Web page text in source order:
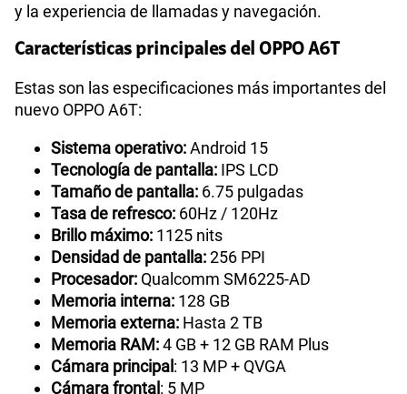
y la experiencia de llamadas y navegación.
Características principales del OPPO A6T
Estas son las especificaciones más importantes del
nuevo OPPO A6T:
Sistema operativo:Android 15
Tecnología de pantalla: IPS LCD
Tamaño de pantalla: 6.75 pulgadas
Tasa de refresco: 60Hz / 120Hz
Brillo máximo: 1125 nits
Densidad de pantalla:256 PPI
Procesador: Qualcomm SM6225-AD
Memoria interna: 128 GB
Memoria externa: Hasta 2 TB
Memoria RAM:4 GB + 12 GB RAM Plus
Cámara principal: 13 MP + QVGA
Cámara frontal: 5 MP